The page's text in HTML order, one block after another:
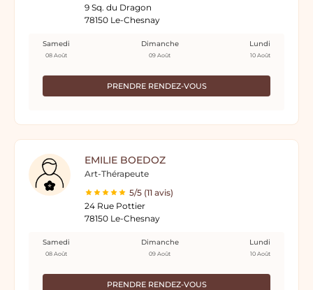
9 Sq. du Dragon
78150 Le-Chesnay
PRENDRE RENDEZ-VOUS
Samedi
08 Août
Dimanche
09 Août
Lundi
10 Août
EMILIE BOEDOZ
Art-Thérapeute
5/5 (11 avis)
24 Rue Pottier
78150 Le-Chesnay
PRENDRE RENDEZ-VOUS
Samedi
08 Août
Dimanche
09 Août
Lundi
10 Août